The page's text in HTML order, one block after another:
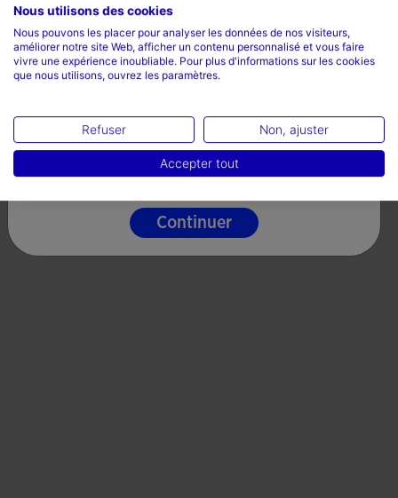
Résistance à l’abrasion
Sélectionnez un pays et une langue
Pays
La France
Langue
Français
Continuer
Nous utilisons des cookies
Nous pouvons les placer pour analyser les données de nos visiteurs,
améliorer notre site Web, afficher un contenu personnalisé et vous faire
vivre une expérience inoubliable. Pour plus d'informations sur les cookies
que nous utilisons, ouvrez les paramètres.
Refuser Non, ajuster
Accepter tout